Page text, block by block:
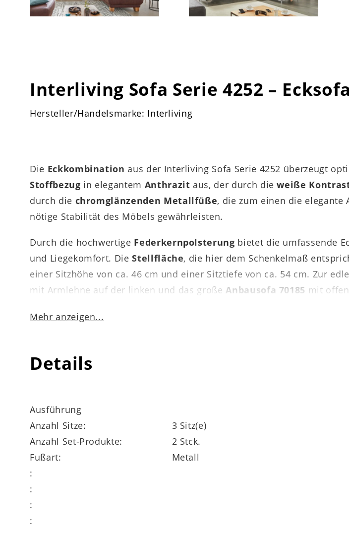
Interliving Sofa Serie 4252 – Ecksofa
Hersteller/Handelsmarke: Interliving
Die Eckkombination aus der Interliving Sofa Serie 4252 überzeugt
Stoffbezug in elegantem Anthrazit aus, der durch dieweiße
durch die chromglänzenden Metallfüße, die zum einen die elegante
nötige Stabilität des Möbels gewährleisten.
Durch die hochwertige Federkernpolsterung bietet die umfassende
und Liegekomfort. DieStellfläche, die hier dem Schenkelmaß
einer Sitzhöhe von ca. 46 cm und einer Sitztiefe von ca. 54 cm. Zur
mit Armlehne auf der linken und das große Anbausofa 70185 mit
Bei der Eckkombination der Interliving Sofa Serie 4252 profitieren Sie
Mehr anzeigen...
Details
Ausführung
Anzahl Sitze:
3 Sitz(e)
Anzahl Set-Produkte:
2 Stck.
Fußart:
Metall
:
:
:
: